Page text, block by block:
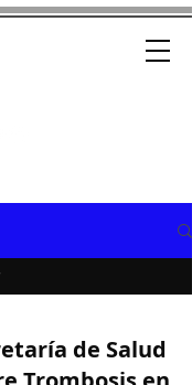
de Salud